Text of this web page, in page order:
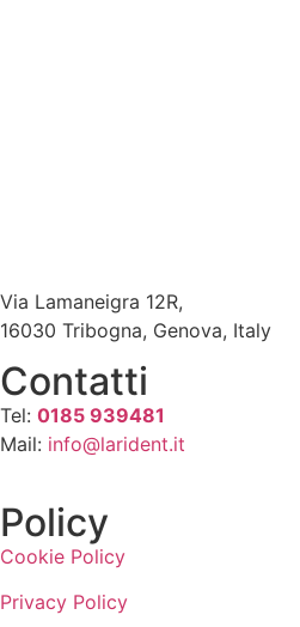
Via Lamaneigra 12R,
16030 Tribogna, Genova, Italy
Contatti
Tel: 0185 939481
Mail: info@larident.it
Policy
Cookie Policy
Privacy Policy